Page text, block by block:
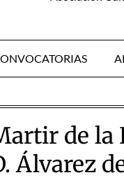
de la
Álvarez